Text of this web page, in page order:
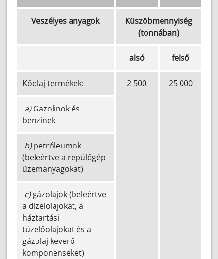
Veszélyes anyagok
Küszöbmennyiség
(tonnában)
alsó felső
Kőolaj termékek: 2 500 25 000
a)Gazolinok és
benzinek
b)petróleumok
(beleértve a repülőgép
üzemanyagokat)
c)gázolajok (beleértve
a dízelolajokat, a
háztartási
tüzelőolajokat és a
gázolaj keverő
komponenseket)